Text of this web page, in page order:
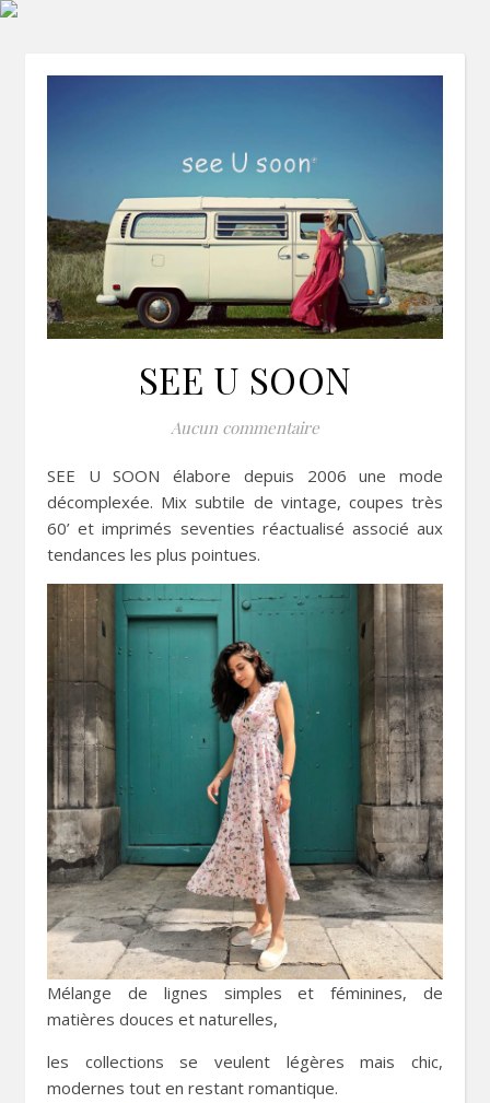
SEE U SOON
Aucun commentaire
SEE U SOON élabore depuis 2006 une mode
décomplexée. Mix subtile de vintage, coupes très
60’ et imprimés seventies réactualisé associé aux
tendances les plus pointues.
Mélange de lignes simples et féminines, de
matières douces et naturelles,
les collections se veulent légères mais chic,
modernes tout en restant romantique.